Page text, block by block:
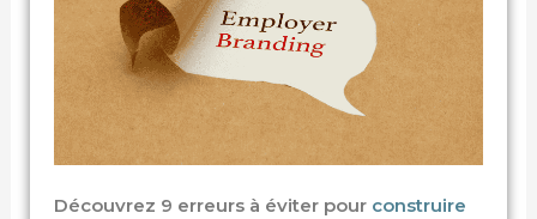
Découvrez 9 erreurs à éviter pour construire